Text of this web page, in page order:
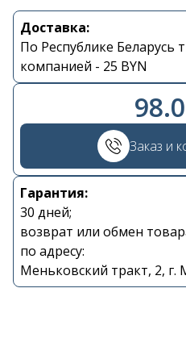
Доставка:
По Республике Беларусь
компанией - 25 BYN
Заказ и
Гарантия:
30 дней;
возврат или обмен
по адресу:
Меньковский тракт, 2, г.
Контакты
+375 29 870 15
Viber
shupik21@bk.ru